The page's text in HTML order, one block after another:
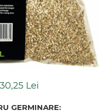
30,25 Lei
GERMINARE: